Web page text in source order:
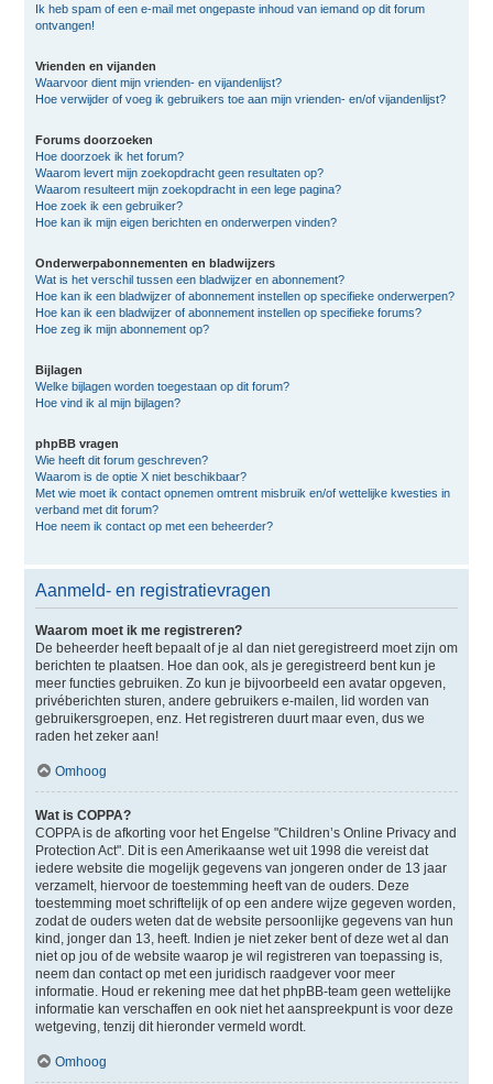
Ik heb spam of een e-mail met ongepaste inhoud van iemand op dit forum
ontvangen!
Vrienden en vijanden
Waarvoor dient mijn vrienden- en vijandenlijst?
Hoe verwijder of voeg ik gebruikers toe aan mijn vrienden- en/of vijandenlijst?
Forums doorzoeken
Hoe doorzoek ik het forum?
Waarom levert mijn zoekopdracht geen resultaten op?
Waarom resulteert mijn zoekopdracht in een lege pagina?
Hoe zoek ik een gebruiker?
Hoe kan ik mijn eigen berichten en onderwerpen vinden?
Onderwerpabonnementen en bladwijzers
Wat is het verschil tussen een bladwijzer en abonnement?
Hoe kan ik een bladwijzer of abonnement instellen op specifieke onderwerpen?
Hoe kan ik een bladwijzer of abonnement instellen op specifieke forums?
Hoe zeg ik mijn abonnement op?
Bijlagen
Welke bijlagen worden toegestaan op dit forum?
Hoe vind ik al mijn bijlagen?
phpBB vragen
Wie heeft dit forum geschreven?
Waarom is de optie X niet beschikbaar?
Met wie moet ik contact opnemen omtrent misbruik en/of wettelijke kwesties in
verband met dit forum?
Hoe neem ik contact op met een beheerder?
Aanmeld- en registratievragen
Waarom moet ik me registreren?
De beheerder heeft bepaalt of je al dan niet geregistreerd moet zijn om
berichten te plaatsen. Hoe dan ook, als je geregistreerd bent kun je
meer functies gebruiken. Zo kun je bijvoorbeeld een avatar opgeven,
privéberichten sturen, andere gebruikers e-mailen, lid worden van
gebruikersgroepen, enz. Het registreren duurt maar even, dus we
raden het zeker aan!
Omhoog
Wat is COPPA?
COPPA is de afkorting voor het Engelse "Children’s Online Privacy and
Protection Act". Dit is een Amerikaanse wet uit 1998 die vereist dat
iedere website die mogelijk gegevens van jongeren onder de 13 jaar
verzamelt, hiervoor de toestemming heeft van de ouders. Deze
toestemming moet schriftelijk of op een andere wijze gegeven worden,
zodat de ouders weten dat de website persoonlijke gegevens van hun
kind, jonger dan 13, heeft. Indien je niet zeker bent of deze wet al dan
niet op jou of de website waarop je wil registreren van toepassing is,
neem dan contact op met een juridisch raadgever voor meer
informatie. Houd er rekening mee dat het phpBB-team geen wettelijke
informatie kan verschaffen en ook niet het aanspreekpunt is voor deze
wetgeving, tenzij dit hieronder vermeld wordt.
Omhoog